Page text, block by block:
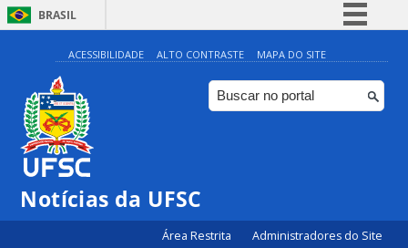
BRASIL
Simplifique!
Comunica BR
Participe
ACESSIBILIDADE ALTO CONTRASTE MAPA DO SITE
Notícias da UFSC
Área Restrita Administradores do Site